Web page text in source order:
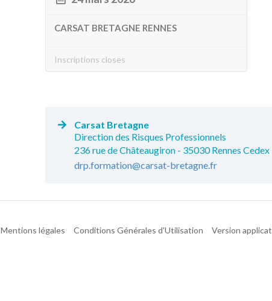
CARSAT BRETAGNE RENNES
Inscriptions closes
Carsat Bretagne
Direction des Risques Professionnels
236 rue de Châteaugiron - 35030 Rennes Cedex
drp.formation@carsat-bretagne.fr
Mentions légales Conditions Générales d'Utilisation Version